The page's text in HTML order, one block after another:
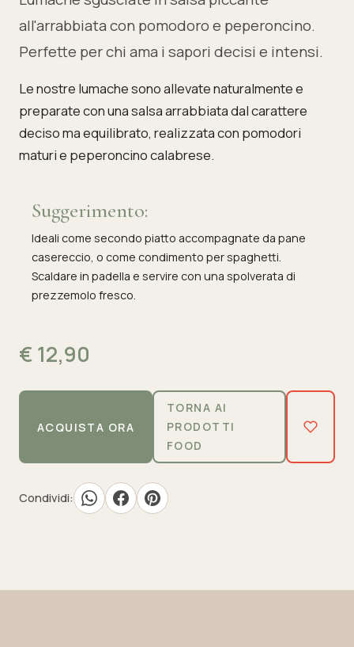
all'arrabbiata con pomodoro e peperoncino.
Perfette per chi ama i sapori decisi e intensi.
Le nostre lumache sono allevate naturalmente e
preparate con una salsa arrabbiata dal carattere
deciso ma equilibrato, realizzata con pomodori
maturi e peperoncino calabrese.
Suggerimento:
Ideali come secondo piatto accompagnate da pane
casereccio, o come condimento per spaghetti.
Scaldare in padella e servire con una spolverata di
prezzemolo fresco.
€ 12,90
ACQUISTA ORA
TORNA AI
PRODOTTI
FOOD
Condividi: